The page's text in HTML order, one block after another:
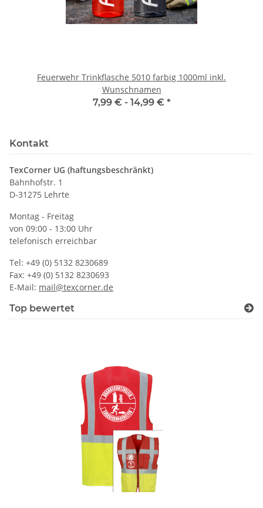
Feuerwehr Trinkflasche 5010 farbig 1000ml inkl.
Wunschnamen
7,99 € - 14,99 € *
Kontakt
TexCorner UG (haftungsbeschränkt)
Bahnhofstr. 1
D-31275 Lehrte
Montag - Freitag
von 09:00 - 13:00 Uhr
telefonisch erreichbar
Tel: +49 (0) 5132 8230689
Fax: +49 (0) 5132 8230693
E-Mail: mail@texcorner.de
Top bewertet